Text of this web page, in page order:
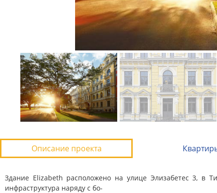
Описание проекта
Здание Elizabeth расположено на улице Элизабетес 3, в
инфраструктура наряду с бо-